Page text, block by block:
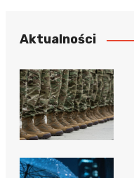
Taxi
Aktualności